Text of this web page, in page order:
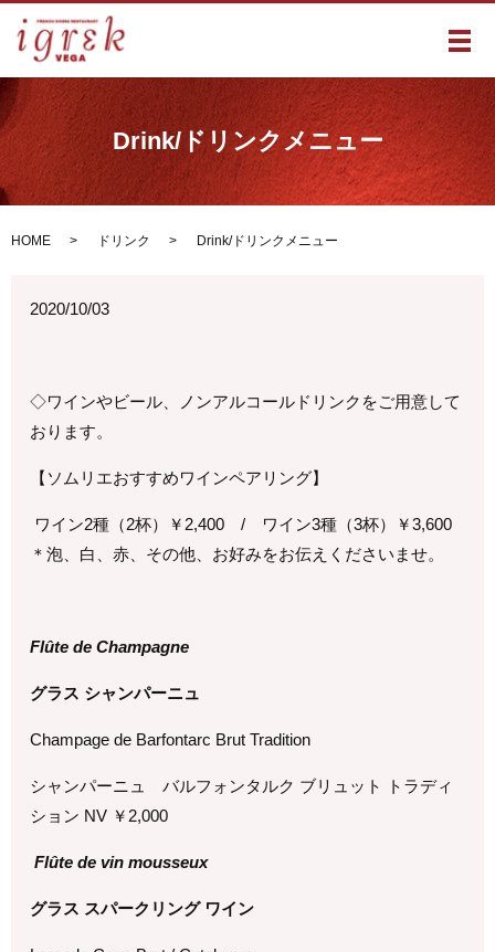
メ
Drink/ドリンクメニュー
HOME ドリンク Drink/ドリンクメニュー
2020/10/03
◇ワインやビール、ノンアルコールドリンクをご用意して
おります。
【ソムリエおすすめワインペアリング】
ワイン2種（2杯）￥ 2,400 / ワイン3種（3杯）￥3,600
＊泡、白、赤、その他、お好みをお伝えくださいませ。
Flûte de Champagne
グラス シャンパーニュ
Champage de Barfontarc Brut Tradition
シャンパーニュ バルフォンタルク ブリュット トラディ
ション NV ￥ 2,000
Flûte de vin mousseux
グラス スパークリング ワイン